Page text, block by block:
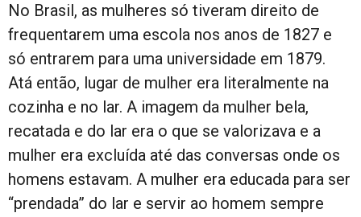
No Brasil, as mulheres só tiveram direito de
frequentarem uma escola nos anos de 1827 e
só entrarem para uma universidade em 1879.
Atá então, lugar de mulher era literalmente na
cozinha e no lar. A imagem da mulher bela,
recatada e do lar era o que se valorizava e a
mulher era excluída até das conversas onde os
homens estavam. A mulher era educada para ser
“prendada” do lar e servir ao homem sempre